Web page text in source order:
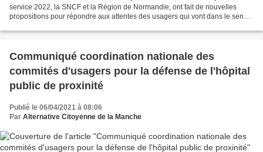
service 2022, la SNCF et la Région de Normandie, ont fait de nouvelles
propositions pour répondre aux attentes des usagers qui vont dans le sens
Communiqué coordination nationale des
commités d'usagers pour la défense de l'hôpital
public de proxinité
Publié le 06/04/2021 à 08:06
Par Alternative Citoyenne de la Manche